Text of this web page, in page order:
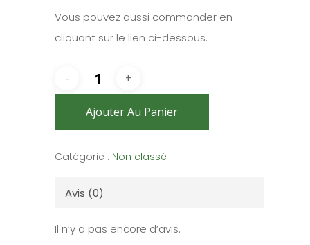
Vous pouvez aussi commander en
cliquant sur le lien ci-dessous.
Ajouter Au Panier
Catégorie : Non classé
Avis (0)
Il n’y a pas encore d’avis.